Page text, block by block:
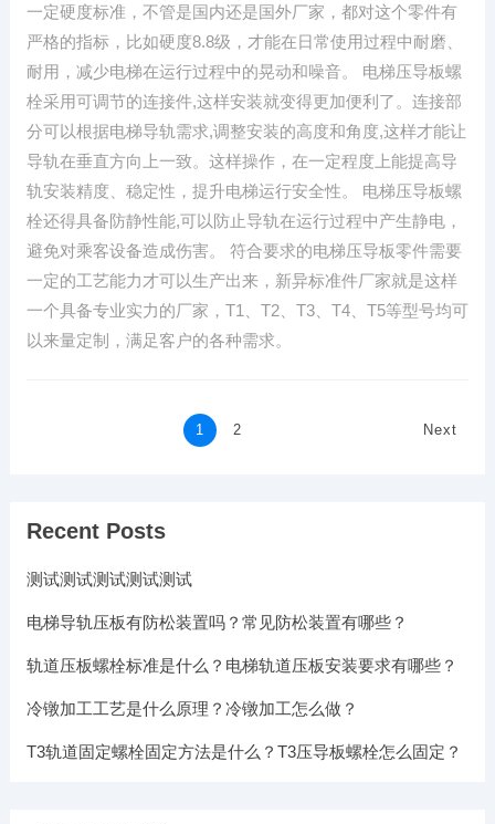
一定硬度标准，不管是国内还是国外厂家，都对这个零件有
严格的指标，比如硬度8.8级，才能在日常使用过程中耐磨、
耐用，减少电梯在运行过程中的晃动和噪音。 电梯压导板螺
栓采用可调节的连接件,这样安装就变得更加便利了。连接部
分可以根据电梯导轨需求,调整安装的高度和角度,这样才能让
导轨在垂直方向上一致。这样操作，在一定程度上能提高导
轨安装精度、稳定性，提升电梯运行安全性。 电梯压导板螺
栓还得具备防静性能,可以防止导轨在运行过程中产生静电，
避免对乘客设备造成伤害。 符合要求的电梯压导板零件需要
一定的工艺能力才可以生产出来，新异标准件厂家就是这样
一个具备专业实力的厂家，T1、T2、T3、T4、T5等型号均可
以来量定制，满足客户的各种需求。
1 2 Next
Recent Posts
测试测试测试测试测试
电梯导轨压板有防松装置吗？常见防松装置有哪些？
轨道压板螺栓标准是什么？电梯轨道压板安装要求有哪些？
冷镦加工工艺是什么原理？冷镦加工怎么做？
T3轨道固定螺栓固定方法是什么？T3压导板螺栓怎么固定？